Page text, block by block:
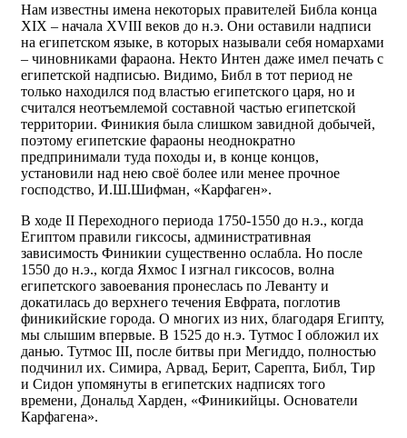
Нам известны имена некоторых правителей Библа конца
XIX – начала XVIII веков до н.э. Они оставили надписи
на египетском языке, в которых называли себя номархами
– чиновниками фараона. Некто Интен даже имел печать с
египетской надписью. Видимо, Библ в тот период не
только находился под властью египетского царя, но и
считался неотъемлемой составной частью египетской
территории. Финикия была слишком завидной добычей,
поэтому египетские фараоны неоднократно
предпринимали туда походы и, в конце концов,
установили над нею своё более или менее прочное
господство, И.Ш.Шифман, «Карфаген».
В ходе II Переходного периода 1750-1550 до н.э., когда
Египтом правили гиксосы, административная
зависимость Финикии существенно ослабла. Но после
1550 до н.э., когда Яхмос I изгнал гиксосов, волна
египетского завоевания пронеслась по Леванту и
докатилась до верхнего течения Евфрата, поглотив
финикийские города. О многих из них, благодаря Египту,
мы слышим впервые. В 1525 до н.э. Тутмос I обложил их
данью. Тутмос III, после битвы при Мегиддо, полностью
подчинил их. Симира, Арвад, Берит, Сарепта, Библ, Тир
и Сидон упомянуты в египетских надписях того
времени, Дональд Харден, «Финикийцы. Основатели
Карфагена».